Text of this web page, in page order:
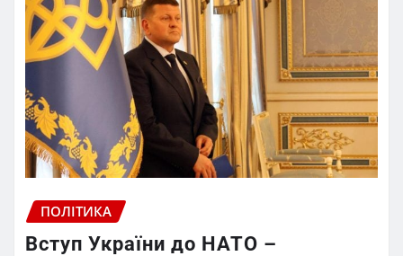
ПОЛІТИКА
Вступ України до НАТО –